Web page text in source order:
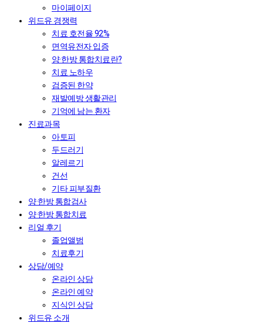
마이페이지
위드유 경쟁력
치료 호전율 92%
면역유전자 입증
양·한방 통합치료란?
치료 노하우
검증된 한약
재발예방 생활관리
기억에 남는 환자
진료과목
아토피
두드러기
알레르기
건선
기타 피부질환
양·한방 통합검사
양·한방 통합치료
리얼 후기
졸업앨범
치료후기
상담/예약
온라인 상담
온라인 예약
지식인 상담
위드유 소개